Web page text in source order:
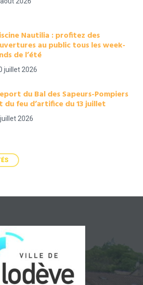
Nautilia : profitez des
au public tous les week-
de l’été
juillet 2026
du Bal des Sapeurs-Pompiers
du feu d’artifice du 13 juillet
2026